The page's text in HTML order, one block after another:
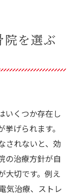
を選ぶ
いくつか存在し
げられます。
されないと、効
の治療方針が自
大切です。例え
気治療、ストレ